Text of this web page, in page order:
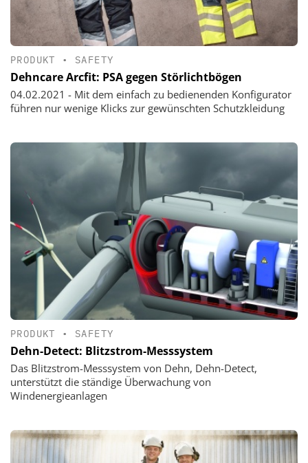
PRODUKT • SAFETY
Dehncare Arcfit: PSA gegen Störlichtbögen
04.02.2021 - Mit dem einfach zu bedienenden Konfigurator
führen nur wenige Klicks zur gewünschten Schutzkleidung
PRODUKT • SAFETY
Dehn-Detect: Blitzstrom-Messsystem
Das Blitzstrom-Messsystem von Dehn, Dehn-Detect,
unterstützt die ständige Überwachung von
Windenergieanlagen